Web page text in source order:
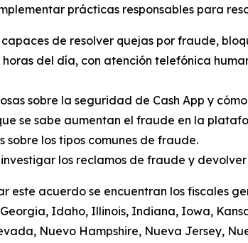
prácticas responsables para
de resolver quejas por fraude,
del día, con atención telefónica
sobre la seguridad de Cash App y
se sabe aumentan el fraude en la
los tipos comunes de fraude.
los reclamos de fraude y
este acuerdo se encuentran los fiscales
Idaho, Illinois, Indiana, Iowa,
Nuevo Hampshire, Nueva Jersey,